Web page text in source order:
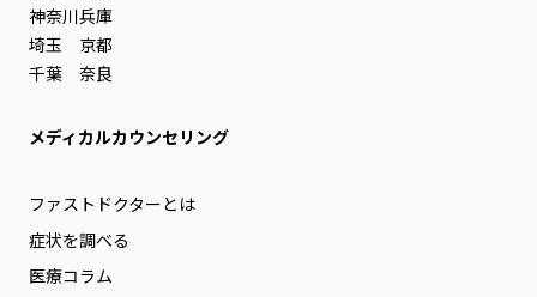
神奈川
埼玉
千葉
兵庫
京都
奈良
メディカルカウンセリング
ファストドクターとは
症状を調べる
医療コラム